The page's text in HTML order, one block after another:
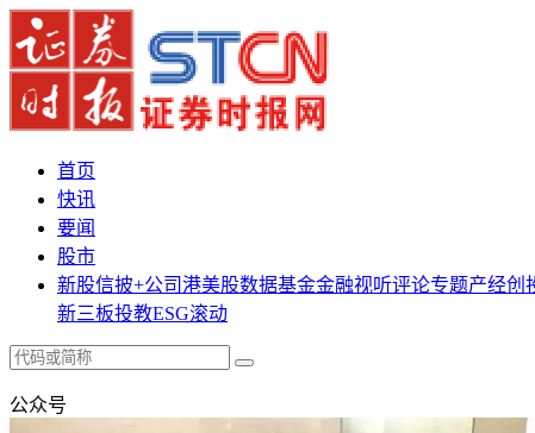
首页
快讯
要闻
股市
新股信披+公司港美股数据基金金融视听评论专题产经创
新三板投教ESG滚动
公众号